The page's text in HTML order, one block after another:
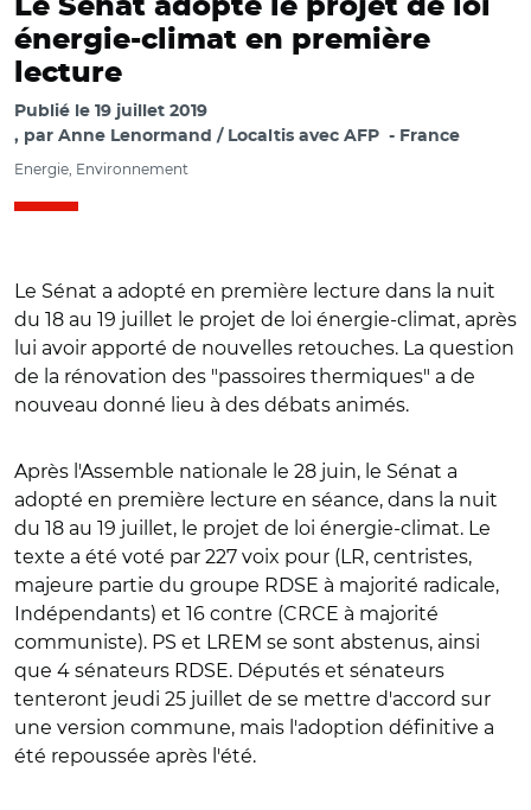
Le Sénat adopte le projet de loi
énergie-climat en première
lecture
Publié le 19 juillet 2019
par Anne Lenormand / Localtis avec AFP France
Energie, Environnement
Le Sénat a adopté en première lecture dans la nuit
du 18 au 19 juillet le projet de loi énergie-climat, après
lui avoir apporté de nouvelles retouches. La question
de la rénovation des "passoires thermiques" a de
nouveau donné lieu à des débats animés.
Après l'Assemble nationale le 28 juin, le Sénat a
adopté en première lecture en séance, dans la nuit
du 18 au 19 juillet, le projet de loi énergie-climat. Le
texte a été voté par 227 voix pour (LR, centristes,
majeure partie du groupe RDSE à majorité radicale,
Indépendants) et 16 contre (CRCE à majorité
communiste). PS et LREM se sont abstenus, ainsi
que 4 sénateurs RDSE. Députés et sénateurs
tenteront jeudi 25 juillet de se mettre d'accord sur
une version commune, mais l'adoption définitive a
été repoussée après l'été.